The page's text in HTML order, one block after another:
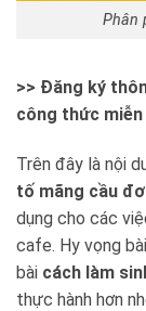
Phân
>> Đăng ký
công thức miễn
Trên đây là nội
tố mãng cầu
dụng cho các
cafe. Hy vọng
bài cách làm
thực hành hơn